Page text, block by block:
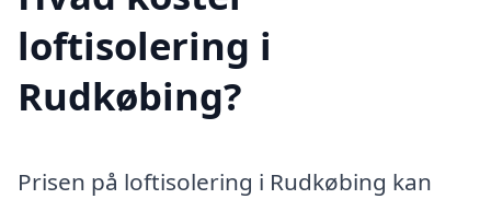
loftisolering i
Rudkøbing?
Prisen på loftisolering i Rudkøbing kan